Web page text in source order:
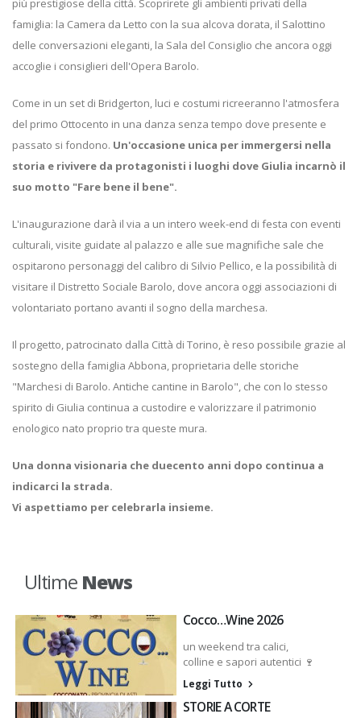
più prestigiose della città. Scoprirete gli ambienti privati della
famiglia: la Camera da Letto con la sua alcova dorata, il Salottino
delle conversazioni eleganti, la Sala del Consiglio che ancora oggi
accoglie i consiglieri dell'Opera Barolo.
Come in un set di Bridgerton, luci e costumi ricreeranno l'atmosfera
del primo Ottocento in una danza senza tempo dove presente e
passato si fondono. Un'occasione unica per immergersi nella
storia e rivivere da protagonisti i luoghi dove Giulia incarnò il
suo motto "Fare bene il bene".
L'inaugurazione darà il via a un intero week-end di festa con eventi
culturali, visite guidate al palazzo e alle sue magnifiche sale che
ospitarono personaggi del calibro di Silvio Pellico, e la possibilità di
visitare il Distretto Sociale Barolo, dove ancora oggi associazioni di
volontariato portano avanti il sogno della marchesa.
Il progetto, patrocinato dalla Città di Torino, è reso possibile grazie al
sostegno della famiglia Abbona, proprietaria delle storiche
"Marchesi di Barolo. Antiche cantine in Barolo", che con lo stesso
spirito di Giulia continua a custodire e valorizzare il patrimonio
enologico nato proprio tra queste mura.
Una donna visionaria che duecento anni dopo continua a
indicarci la strada.
Vi aspettiamo per celebrarla insieme.
Ultime News
Cocco…Wine 2026
un weekend tra calici,
colline e sapori autentici 🍷
Leggi Tutto
STORIE A CORTE